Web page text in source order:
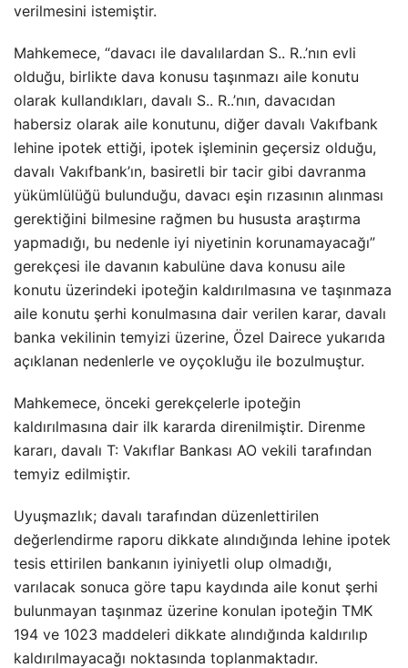
verilmesini istemiştir.
Mahkemece, “davacı ile davalılardan S.. R..’nın evli
olduğu, birlikte dava konusu taşınmazı aile konutu
olarak kullandıkları, davalı S.. R..’nın, davacıdan
habersiz olarak aile konutunu, diğer davalı Vakıfbank
lehine ipotek ettiği, ipotek işleminin geçersiz olduğu,
davalı Vakıfbank’ın, basiretli bir tacir gibi davranma
yükümlülüğü bulunduğu, davacı eşin rızasının alınması
gerektiğini bilmesine rağmen bu hususta araştırma
yapmadığı, bu nedenle iyi niyetinin korunamayacağı”
gerekçesi ile davanın kabulüne dava konusu aile
konutu üzerindeki ipoteğin kaldırılmasına ve taşınmaza
aile konutu şerhi konulmasına dair verilen karar, davalı
banka vekilinin temyizi üzerine, Özel Dairece yukarıda
açıklanan nedenlerle ve oyçokluğu ile bozulmuştur.
Mahkemece, önceki gerekçelerle ipoteğin
kaldırılmasına dair ilk kararda direnilmiştir. Direnme
kararı, davalı T: Vakıflar Bankası AO vekili tarafından
temyiz edilmiştir.
Uyuşmazlık; davalı tarafından düzenlettirilen
değerlendirme raporu dikkate alındığında lehine ipotek
tesis ettirilen bankanın iyiniyetli olup olmadığı,
varılacak sonuca göre tapu kaydında aile konut şerhi
bulunmayan taşınmaz üzerine konulan ipoteğin TMK
194 ve 1023 maddeleri dikkate alındığında kaldırılıp
kaldırılmayacağı noktasında toplanmaktadır.